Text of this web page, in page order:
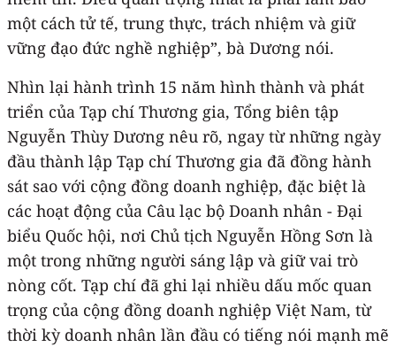
một cách tử tế, trung thực, trách nhiệm và giữ
vững đạo đức nghề nghiệp”, bà Dương nói.
Nhìn lại hành trình 15 năm hình thành và phát
triển của Tạp chí Thương gia, Tổng biên tập
Nguyễn Thùy Dương nêu rõ, ngay từ những ngày
đầu thành lập Tạp chí Thương gia đã đồng hành
sát sao với cộng đồng doanh nghiệp, đặc biệt là
các hoạt động của Câu lạc bộ Doanh nhân - Đại
biểu Quốc hội, nơi Chủ tịch Nguyễn Hồng Sơn là
một trong những người sáng lập và giữ vai trò
nòng cốt. Tạp chí đã ghi lại nhiều dấu mốc quan
trọng của cộng đồng doanh nghiệp Việt Nam, từ
thời kỳ doanh nhân lần đầu có tiếng nói mạnh mẽ